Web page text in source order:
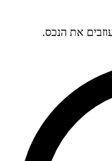
את הנכס.